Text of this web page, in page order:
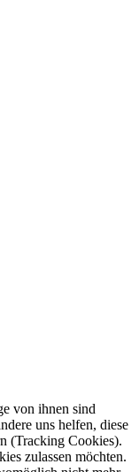
von ihnen sind
uns helfen, diese
(Tracking Cookies).
zulassen möchten.